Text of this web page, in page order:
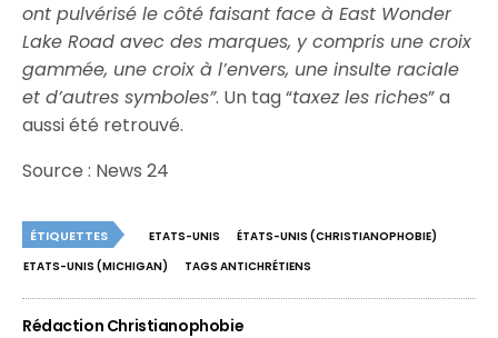
ont pulvérisé le côté faisant face à East Wonder
Lake Road avec des marques, y compris une croix
gammée, une croix à l’envers, une insulte raciale
et d’autres symboles”. Un tag “taxez les riches” a
aussi été retrouvé.
Source : News 24
ÉTIQUETTES ETATS-UNIS
ÉTATS-UNIS (CHRISTIANOPHOBIE)
ETATS-UNIS (MICHIGAN)
TAGS ANTICHRÉTIENS
Rédaction Christianophobie